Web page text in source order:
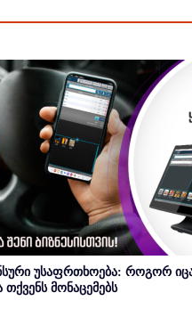
უსაფრთხოება: როგორ
მონაცემებს